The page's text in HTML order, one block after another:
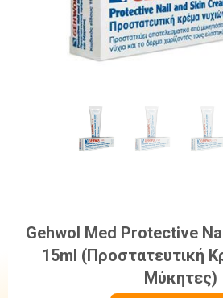
Gehwol Med Protective
15ml (Προστατευτική
Μύκητες)